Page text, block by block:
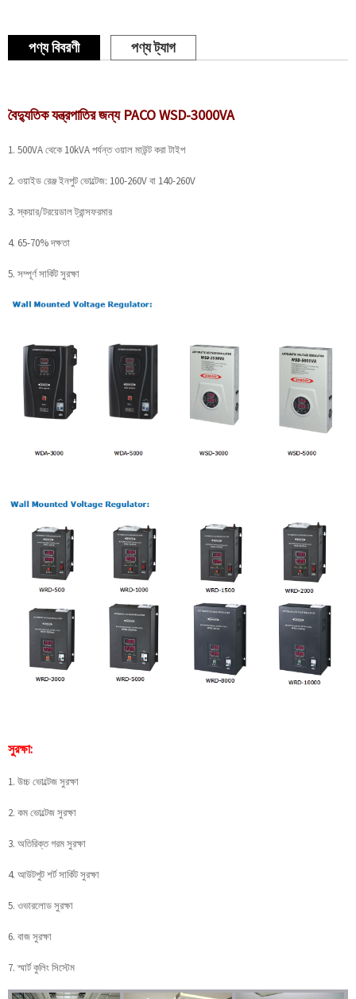
পণ্য বিবরণী পণ্য ট্যাগ
বৈদ্যুতিক যন্ত্রপাতির জন্য PACO WSD-3000VA
1. 500VA থেকে 10kVA পর্যন্ত ওয়াল মাউন্ট করা টাইপ
2. ওয়াইড রেঞ্জ ইনপুট ভোল্টেজ: 100-260V বা 140-260V
3. স্কয়ার/টরয়েডাল ট্রান্সফরমার
4. 65-70% দক্ষতা
5. সম্পূর্ণ সার্কিট সুরক্ষা
সুরক্ষা:
1. উচ্চ ভোল্টেজ সুরক্ষা
2. কম ভোল্টেজ সুরক্ষা
3. অতিরিক্ত গরম সুরক্ষা
4. আউটপুট শর্ট সার্কিট সুরক্ষা
5. ওভারলোড সুরক্ষা
6. বাজ সুরক্ষা
7. স্মার্ট কুলিং সিস্টেম